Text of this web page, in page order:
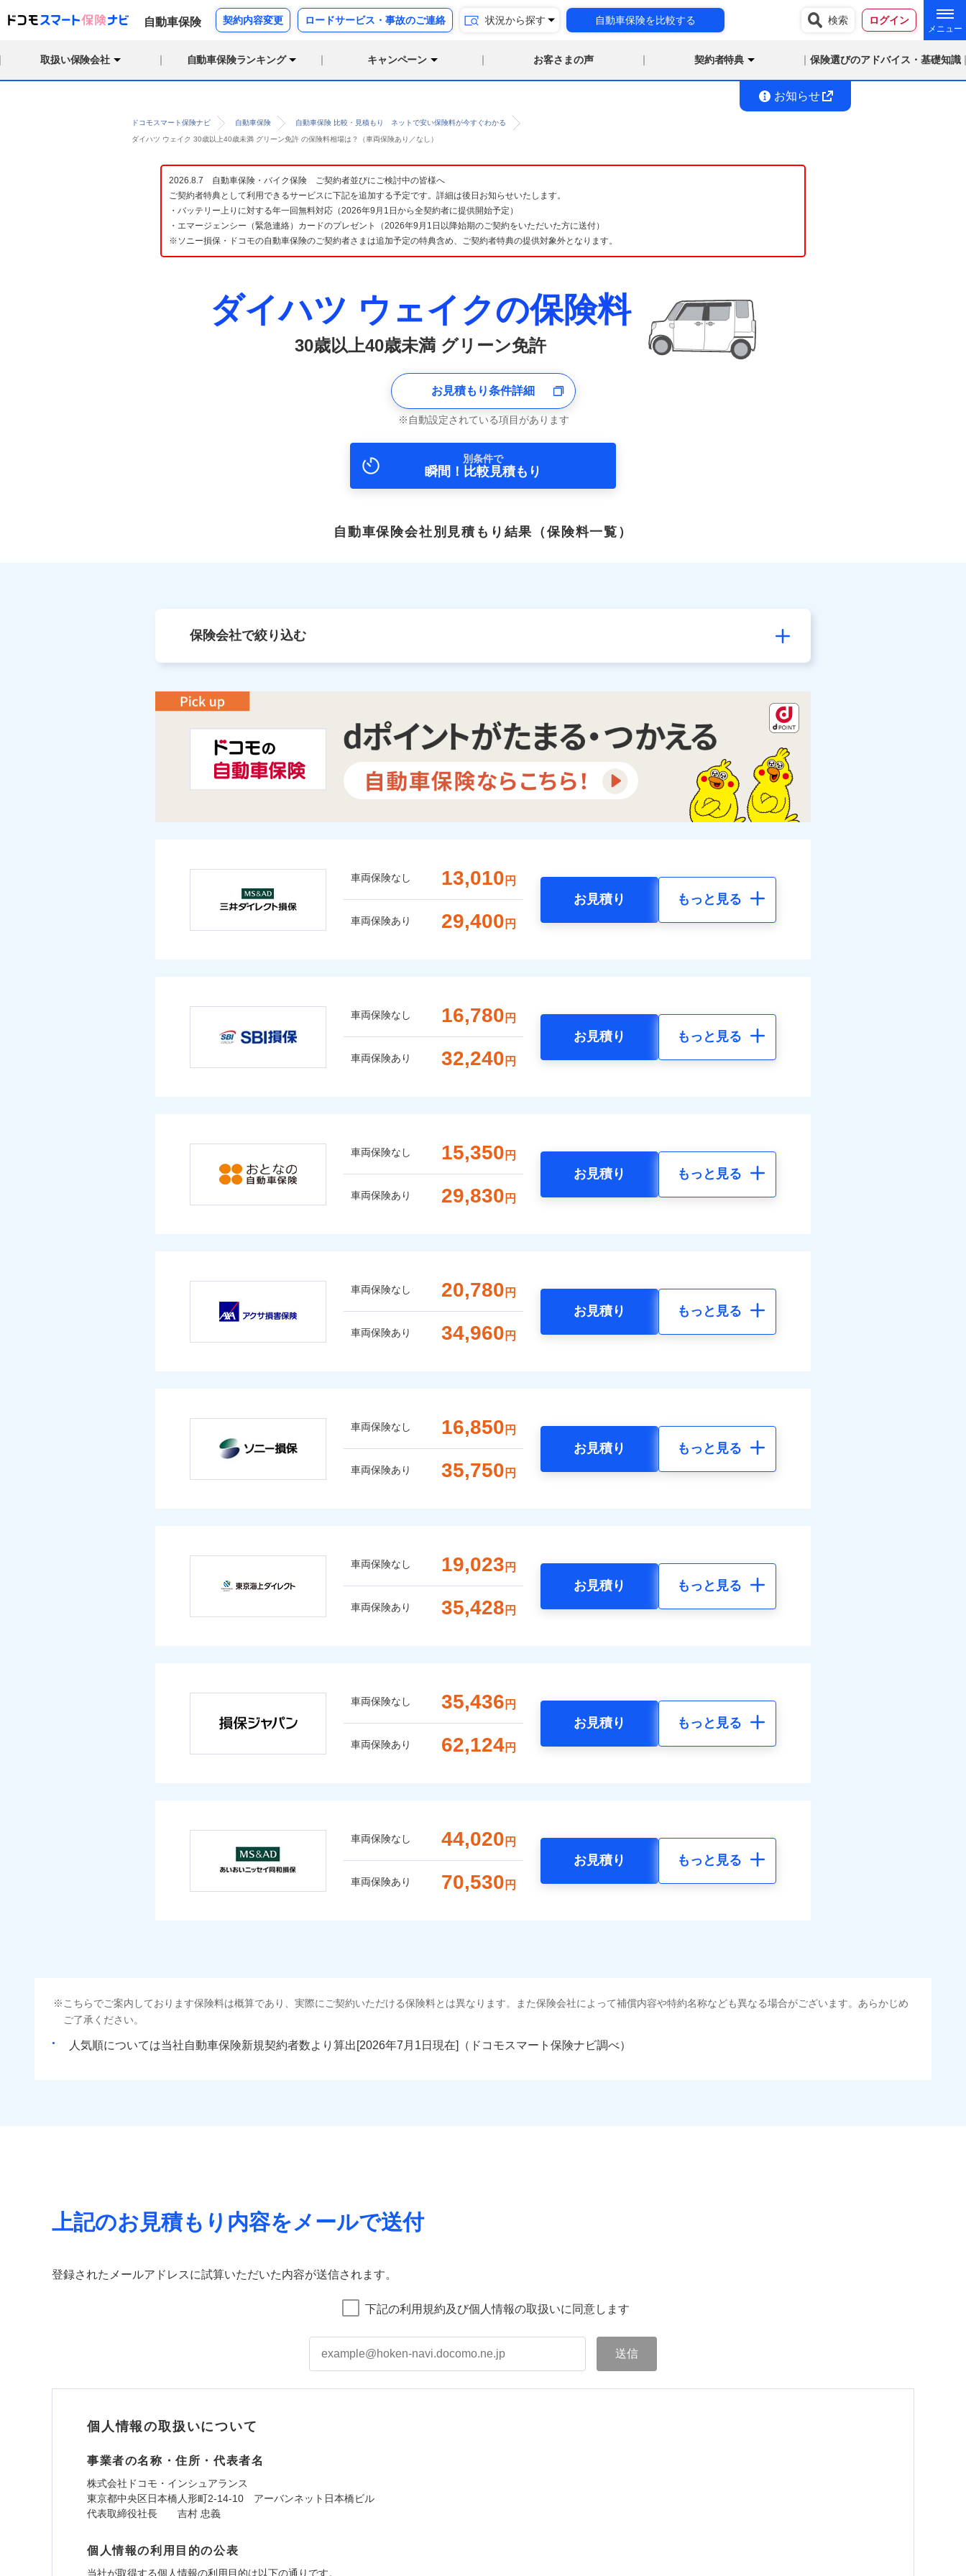
自動車保険 契約内容変更 ロードサービス・事故のご連絡 状況から探す 自動車保険を比較する 検索 ログイン
取扱い保険会社 自動車保険ランキング キャンペーン お客さまの声 契約者特典 保険選びのアドバイス・基礎知識
お知らせ
ドコモスマート保険ナビ 自動車保険 自動車保険 比較・見積もり ネットで安い保険料が今すぐわかる
ダイハツ ウェイク 30歳以上40歳未満 グリーン免許 の保険料相場は？（車両保険あり／なし）
2026.8.7 自動車保険・バイク保険 ご契約者並びにご検討中の皆様へ
ご契約者特典として利用できるサービスに下記を追加する予定です。詳細は後日お知らせいたします。
・バッテリー上りに対する年一回無料対応（2026年9月1日から全契約者に提供開始予定）
・エマージェンシー（緊急連絡）カードのプレゼント（2026年9月1日以降始期のご契約をいただいた方に送付）
※ソニー損保・ドコモの自動車保険のご契約者さまは追加予定の特典含め、ご契約者特典の提供対象外となります。
ダイハツ ウェイクの保険料
30歳以上40歳未満 グリーン免許
お見積もり条件詳細
自動設定されている項目があります
別条件で
瞬間！比較見積もり
自動車保険会社別見積もり結果 （保険料一覧）
保険会社で絞り込む
車両保険なし 13,010 円
車両保険あり 29,400 円
お見積り もっと見る
車両保険なし 16,780 円
車両保険あり 32,240 円
お見積り もっと見る
車両保険なし 15,350 円
車両保険あり 29,830 円
お見積り もっと見る
車両保険なし 20,780 円
車両保険あり 34,960 円
お見積り もっと見る
車両保険なし 16,850 円
車両保険あり 35,750 円
お見積り もっと見る
車両保険なし 19,023 円
車両保険あり 35,428 円
お見積り もっと見る
車両保険なし 35,436 円
車両保険あり 62,124円
お見積り もっと見る
車両保険なし 44,020 円
車両保険あり 70,530 円
お見積り もっと見る
こちらでご案内しております保険料は概算であり、実際にご契約いただける保険料とは異なります。また保険会社によって補償内容や特約名称なども異なる場合がございます。あらかじめ
ご了承ください。
人気順については当社 新規契約者数より算出[ 年 月 日現在]（ドコモスマート保険ナビ調べ）
上記のお見積もり内容をメールで送付
登録されたメールアドレスに試算いただいた内容が送信されます。
下記の利用規約及び個人情報の取扱いに同意します
個人情報の取扱いについて
事業者の名称・住所・代表者名
株式会社ドコモ・インシュアランス
東京都中央区日本橋人形町2-14-10 アーバンネット日本橋ビル
代表取締役社長 吉村 忠義
個人情報の利用目的の公表
当社が取得する個人情報の利用目的は以下の通りです。